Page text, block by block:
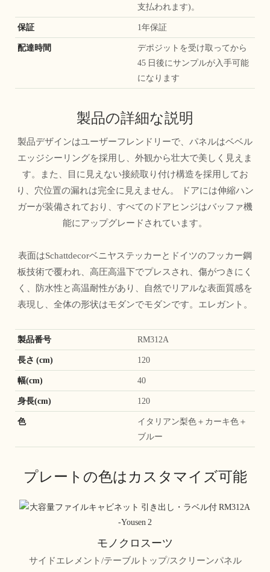
支払われます)。
保証 1年保証
配達時間
デポジットを受け取ってから
45 日後にサンプルが入手可能
になります
製品の詳細な説明
製品デザインはユーザーフレンドリーで、パネルはベベル
エッジシーリングを採用し、外観から壮大で美しく見えま
す。また、目に見えない接続取り付け構造を採用してお
り、穴位置の漏れは完全に見えません。 ドアには伸縮ハン
ガーが装備されており、すべてのドアヒンジはバッファ機
能にアップグレードされています。
表面はSchattdecorベニヤステッカーとドイツのフッカー鋼
板技術で覆われ、高圧高温下でプレスされ、傷がつきにく
く、防水性と高温耐性があり、自然でリアルな表面質感を
表現し、全体の形状はモダンでモダンです。エレガント。
製品番号 RM312A
長さ (cm) 120
幅(cm) 40
身長(cm) 120
色
イタリアン梨色＋カーキ色＋
ブルー
プレートの色はカスタマイズ可能
モノクロスーツ
サイドエレメント/テーブルトップ/スクリーンパネル